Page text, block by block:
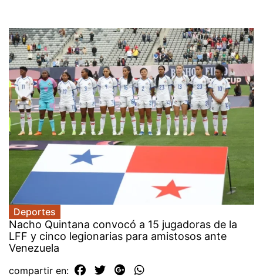
Deportes
Nacho Quintana convocó a 15 jugadoras de la
LFF y cinco legionarias para amistosos ante
Venezuela
compartir en: